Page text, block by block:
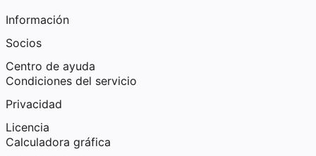
Información
Socios
Centro de ayuda
Condiciones del servicio
Privacidad
Licencia
Calculadora gráfica